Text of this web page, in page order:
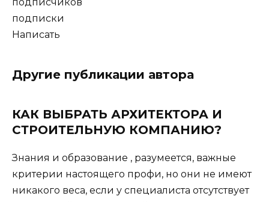
подписки
Написать
Другие публикации автора
КАК ВЫБРАТЬ АРХИТЕКТОРА И
СТРОИТЕЛЬНУЮ КОМПАНИЮ?
Знания и образование , разумеется, важные
критерии настоящего профи, но они не имеют
никакого веса, если у специалиста отсутствует